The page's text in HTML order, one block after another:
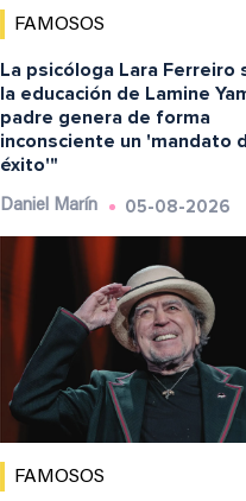
FAMOSOS
La psicóloga Lara Ferreiro
la educación de Lamine
padre genera de forma
inconsciente un 'mandato
éxito'"
Daniel Marín 05-08-2026
FAMOSOS